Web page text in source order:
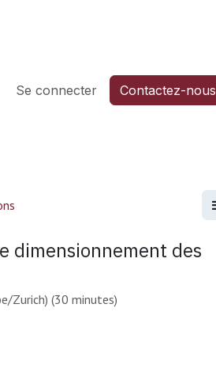
Se connecter Contactez-nous
dimensionnement des
Zurich) (30 minutes)